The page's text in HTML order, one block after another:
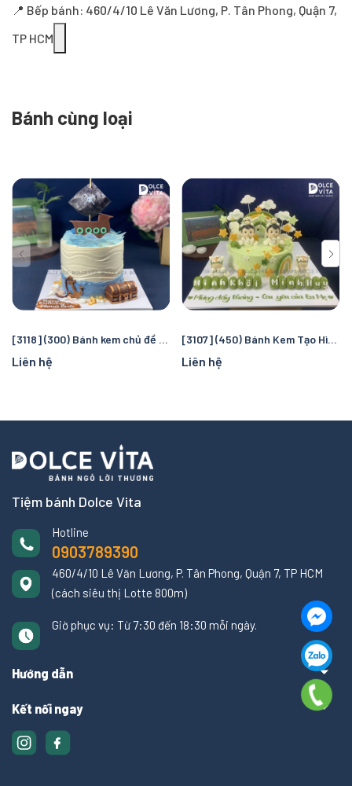
📍 Bếp bánh: 460/4/10 Lê Văn Lương, P. Tân Phong, Quận 7,
TP HCM
Bánh cùng loại
[3118] (300) Bánh kem chủ đề cướp biển và đại dương – Chuyến truy tìm kho báu kỳ thú cho bé
Liên hệ
[3107] (450) Bánh Kem Tạo Hình Chú Rắn Cho Sinh nhật, Thôi nôi, Đầy tháng bé sinh đôi tuổi Rắn
Liên hệ
Tiệm bánh Dolce Vita
Hotline
0903789390
460/4/10 Lê Văn Lương, P. Tân Phong, Quận 7, TP HCM
(cách siêu thị Lotte 800m)
Giờ phục vụ: Từ 7:30 đến 18:30 mỗi ngày.
Hướng dẫn
Kết nối ngay